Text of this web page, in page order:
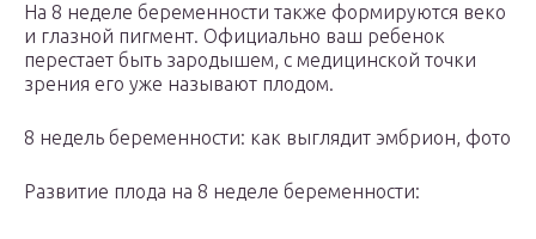
На 8 неделе беременности также формируются веко
и глазной пигмент. Официально ваш ребенок
перестает быть зародышем, с медицинской точки
зрения его уже называют плодом.
8 недель беременности: как выглядит эмбрион, фото
Развитие плода на 8 неделе беременности: